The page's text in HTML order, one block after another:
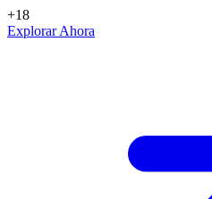
+18
Explorar Ahora